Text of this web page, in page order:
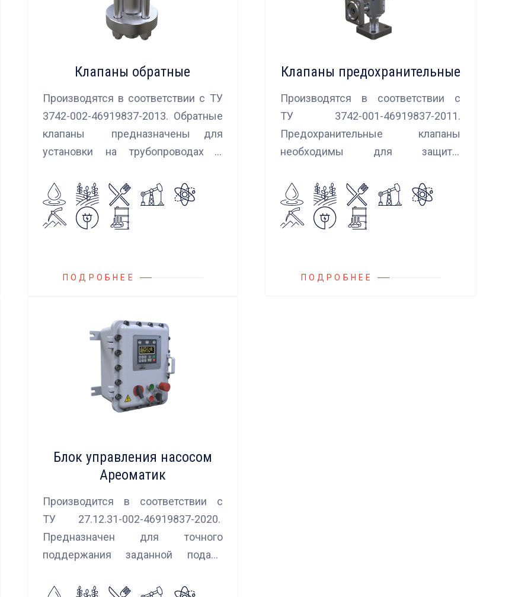
Клапаны обратные
Производятся в соответствии с ТУ
3742-002-46919837-2013. Обратные
клапаны предназначены для
установки на трубопроводах с
потока нейтральных и агрессивных
жидкостей, эмульсий, суспензий и
пропуска их в прямом
ПОДРОБНЕЕ
Клапаны предохранительные
Производятся в соответствии с
ТУ 3742-001-46919837-2011.
Предохранительные клапаны
необходимы для защиты
случаях аварийного повышения
давления, путем сброса среды в
систему низкого давления.
ПОДРОБНЕЕ
Блок управления насосом
Ареоматик
Производится в соответствии с
ТУ 27.12.31-002-46919837-2020.
Предназначен для точного
поддержания заданной подачи
встроенных алгоритмов